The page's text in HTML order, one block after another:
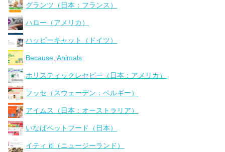
グランツ（日本：フランス）
ハロー（アメリカ）
ハッピーキャット（ドイツ）
Because, Animals
ホリスティックレセピー（日本：アメリカ）
フッセ（スウェーデン：ベルギー）
アイムス（日本：オーストラリア）
いなばペットフード（日本）
イティ iti（ニュージーランド）